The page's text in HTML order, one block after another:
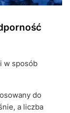
w sposób
do
a liczba